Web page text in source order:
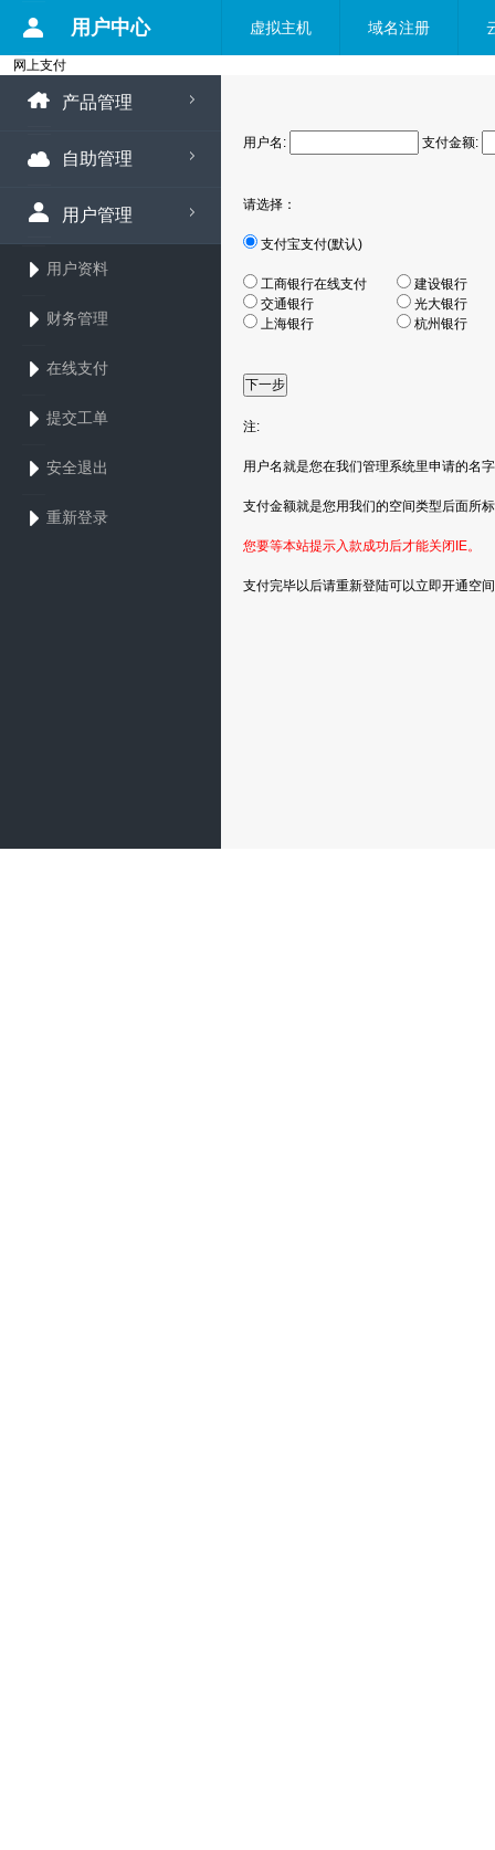
用户中心 虚拟主机 域名注册
网上支付
产品管理
自助管理
用户管理
用户资料
财务管理
在线支付
提交工单
安全退出
重新登录
用户名: 支付金额:
请选择：
支付宝支付(默认)
工商银行在线支付
建设银
交通银行
光大银
上海银行
杭州银
注:
用户名就是您在我们管理系统里申请的名
支付金额就是您用我们的空间类型后面所
您要等本站提示入款成功后才能关闭IE。
支付完毕以后请重新登陆可以立即开通空